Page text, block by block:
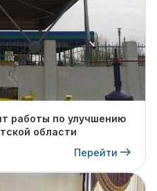
работы по улучшению
области
Перейти